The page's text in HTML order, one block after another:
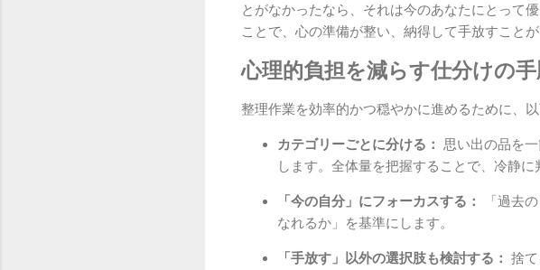
とがなかったなら、それは今のあなたにとって
ことで、心の準備が整い、納得して手放すことが
心理的負担を減らす仕分けの
整理作業を効率的かつ穏やかに進めるために、
カテゴリーごとに分ける：
思い出の品を
します。全体量を把握することで、冷静に
「今の自分」にフォーカスする：
「過去
なれるか」を基準にします。
「手放す」以外の選択肢も検討する： 捨